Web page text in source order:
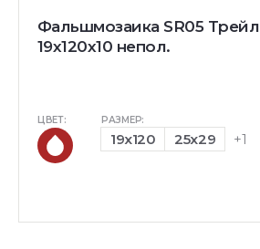
Фальшмозаика SR05 Трейл
19x120x10 непол.
ЦВЕТ: РАЗМЕР:
19x120 25x29 +1